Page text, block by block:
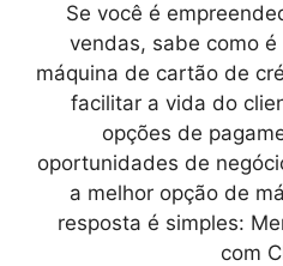
Se você é
vendas, sabe como
máquina de cartão de
facilitar a vida do
opções de
oportunidades de
a melhor opção de
resposta é simples:
com